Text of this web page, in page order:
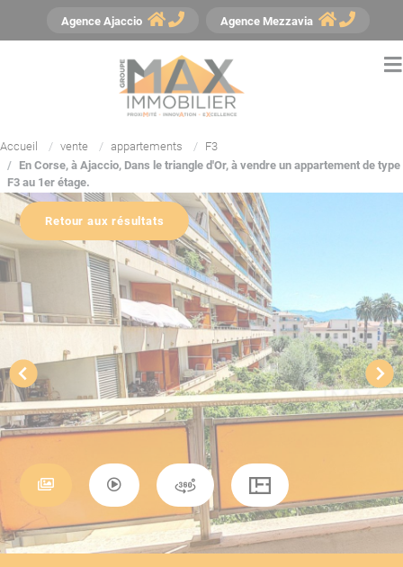
Agence Ajaccio Agence Mezzavia
Accueil vente appartements
F3
En Corse, à Ajaccio, Dans le triangle d'Or, à vendre un appartement de type
F3 au 1er étage.
YouTube est désactivé. Autoriser
Retour aux résultats
Panneau de gestion des cookies